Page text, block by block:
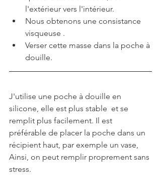
l'extérieur vers l'intérieur.
Nous obtenons une consistance
visqueuse .
Verser cette masse dans la poche à
douille.
J'utilise une poche à douille en
silicone, elle est plus stable  et se
remplit plus facilement. Il est
préférable de placer la poche dans un
récipient haut, par exemple un vase,
Ainsi, on peut remplir proprement sans
stress.